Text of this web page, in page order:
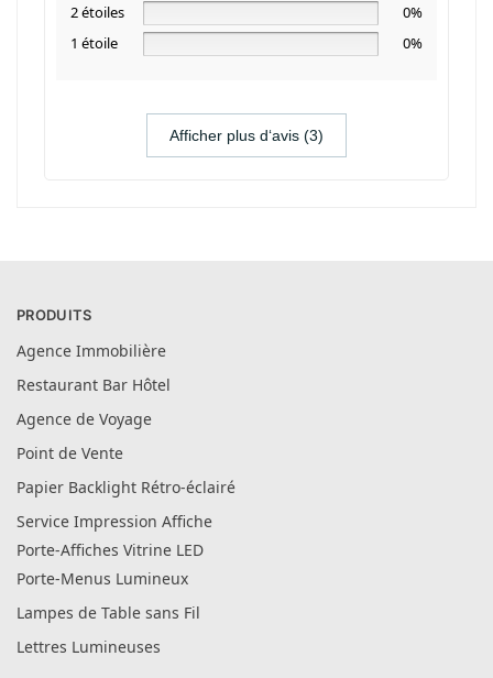
2 étoiles
0%
1 étoile
0%
Afficher plus d‘avis (3)
PRODUITS
Agence Immobilière
Restaurant Bar Hôtel
Agence de Voyage
Point de Vente
Papier Backlight Rétro-éclairé
Service Impression Affiche
Porte-Affiches Vitrine LED
Porte-Menus Lumineux
Lampes de Table sans Fil
Lettres Lumineuses